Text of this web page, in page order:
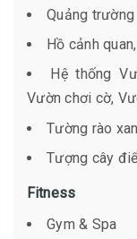
Quảng
Hồ cảnh
Hệ thống
Vườn chơi cờ,
Tường rào
Tượng cây
Fitness
Gym & Spa